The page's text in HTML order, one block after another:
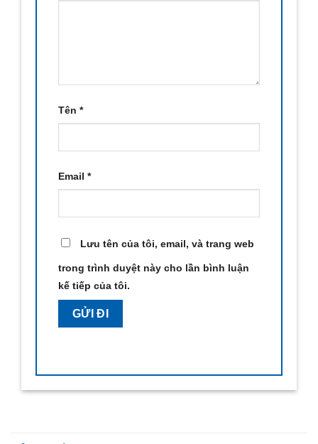
Tên *
Email *
Lưu tên của tôi, email, và trang web
trong trình duyệt này cho lần bình luận
kế tiếp của tôi.